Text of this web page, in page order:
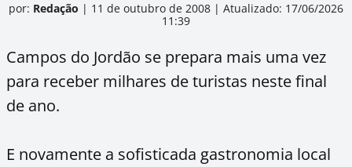
por: Redação | 11 de outubro de 2008 | Atualizado: 17/06/2026
11:39
Campos do Jordão se prepara mais uma vez
para receber milhares de turistas neste final
de ano.
E novamente a sofisticada gastronomia local